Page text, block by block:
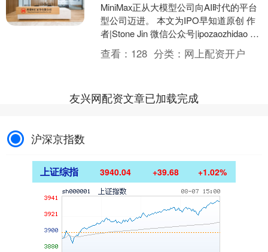
MiniMax正从大模型公司向AI时代的平台
型公司迈进。 本文为IPO早知道原创 作
者|Stone Jin 微信公众号|ipozaozhidao 据
IPO早知道....
查看： 128 分类： 网上配资开户
友兴网配资文章已加载完成
沪深京指数
上证综指 3940.04 +39.68 +1.02%